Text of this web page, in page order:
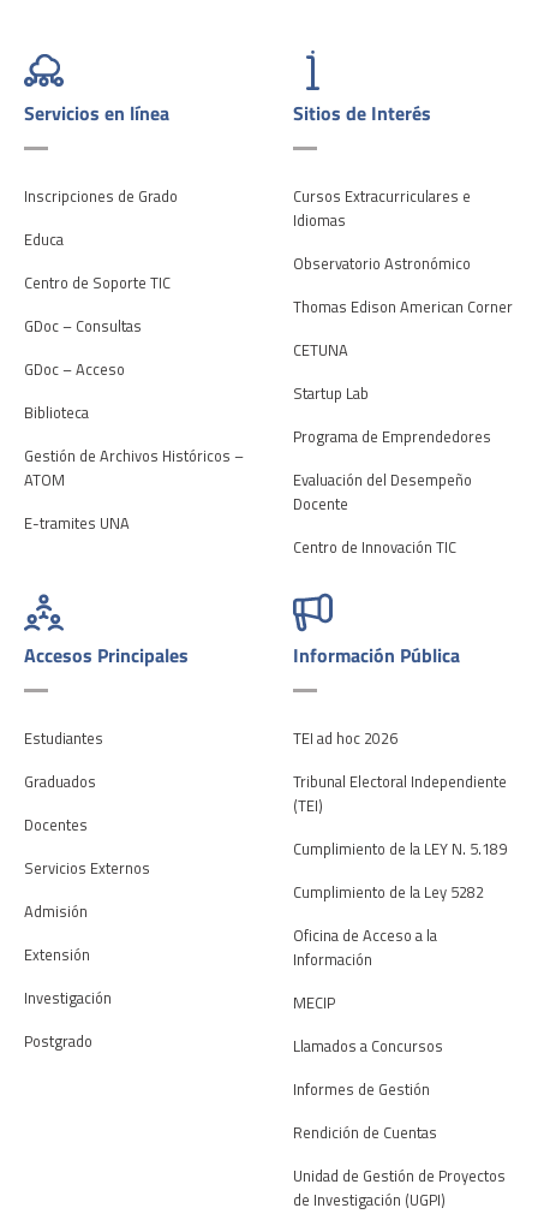
Servicios en línea
Inscripciones de Grado
Educa
Centro de Soporte TIC
GDoc – Consultas
GDoc – Acceso
Biblioteca
Gestión de Archivos Históricos –
ATOM
E-tramites UNA
Sitios de Interés
Cursos Extracurriculares e
Idiomas
Observatorio Astronómico
Thomas Edison American Corner
CETUNA
Startup Lab
Programa de Emprendedores
Evaluación del Desempeño
Docente
Centro de Innovación TIC
Accesos Principales
Estudiantes
Graduados
Docentes
Servicios Externos
Admisión
Extensión
Investigación
Postgrado
Información Pública
TEI ad hoc 2026
Tribunal Electoral Independiente
(TEI)
Cumplimiento de la LEY N. 5.189
Cumplimiento de la Ley 5282
Oficina de Acceso a la
Información
MECIP
Llamados a Concursos
Informes de Gestión
Rendición de Cuentas
Unidad de Gestión de Proyectos
de Investigación (UGPI)